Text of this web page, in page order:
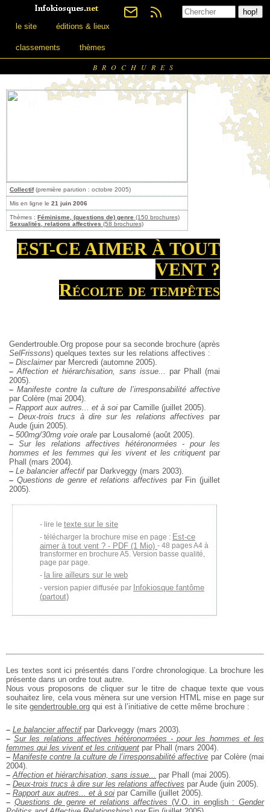
le site éditions & lieux
classements thèmes
BROCHURES
Collectif (première parution : octobre 2005)
Mis en ligne le 21 juin 2006
Thèmes : Féminisme, (questions de) genre (150 brochures)
Sexualités, relations affectives (58 brochures)
EST-CE AIMER À TOUT
VENT ?
Récolte de tempêtes
Gendertrouble.Org propose pour sa seconde brochure (après
SelFrissons) quelques textes sur les relations affectives :
– Disclaimerpar Mercredi (automne 2005).
– Affection et hiérarchisation, sans issue... par Phall (mai
2005).
– Manifeste contre la culture de l’irresponsabilité affective
par Colère (mai 2004).
– Rapport aux autres... et à soi par Camille (juillet 2005).
– Deux-trois trucs à dire sur les relations affectives par
Aude (juin 2005).
– 500mg/30mg voie orale par Lousalomé (août 2005).
– Sur les relations affectives hétéronormées - pour les
hommes et les femmes qui les vivent et les critiquent par
Phall (mars 2004).
– Le balancier affectifpar Darkveggy (mars 2003).
– Questions de genre et relations affectives par Fin (juillet
2005).
lire le texte sur le site
télécharger la brochure mise en page : Est-ce
aimer à tout vent ? - PDF (1 Mio) - 48 pages A4 à
transformer en brochure A5. Version basse qualité,
page par page.
la lire ailleurs sur le web
version papier diffusée par Infokiosque fantôme
(partout)
Les textes sont ici présentés dans l’ordre chronologique. La brochure les
présente dans un ordre tout autre.
Nous vous proposons de cliquer sur le titre de chaque texte que vous
souhaitez lire, cela vous mènera sur une version HTML mise en page sur
le site gendertrouble.org qui est à l’initiative de cette même brochure :
– Le balancier affectifpar Darkveggy (mars 2003).
– Sur les relations affectives hétéronormées - pour les hommes et les
femmes qui les vivent et les critiquent par Phall (mars 2004).
– Manifeste contre la culture de l’irresponsabilité affective par Colère (mai
2004).
– Affection et hiérarchisation, sans issue... par Phall (mai 2005).
– Deux-trois trucs à dire sur les relations affectives par Aude (juin 2005).
– Rapport aux autres... et à soi par Camille (juillet 2005).
– Questions de genre et relations affectives (V.O. in english :Gender